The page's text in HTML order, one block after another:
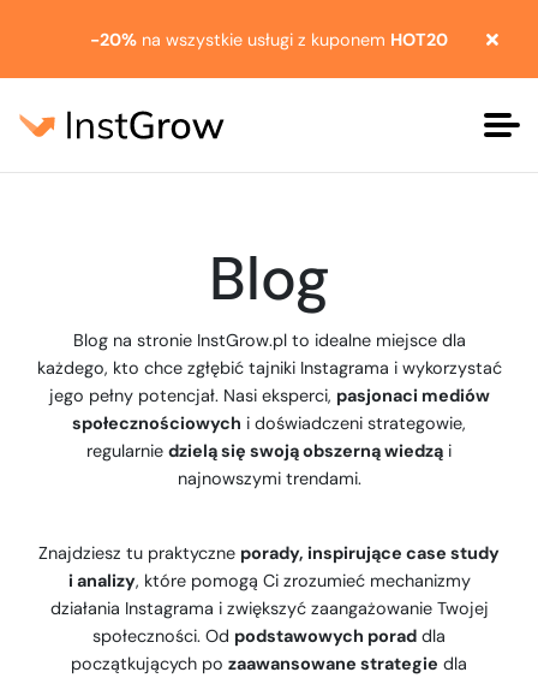
-20% na wszystkie usługi z kuponem HOT20
Blog
Blog na stronie InstGrow.pl to idealne miejsce dla
każdego, kto chce zgłębić tajniki Instagrama i wykorzystać
jego pełny potencjał. Nasi eksperci, pasjonaci mediów
społecznościowych i doświadczeni strategowie,
regularnie dzielą się swoją obszerną wiedzą i
najnowszymi trendami.
Znajdziesz tu praktyczne porady, inspirujące case study
i analizy, które pomogą Ci zrozumieć mechanizmy
działania Instagrama i zwiększyć zaangażowanie Twojej
społeczności. Od podstawowych porad dla
początkujących po zaawansowane strategie dla